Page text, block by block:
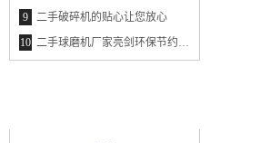
9
二手破碎机的贴心让您放心
10 二手球磨机厂家亮剑环保节约市场